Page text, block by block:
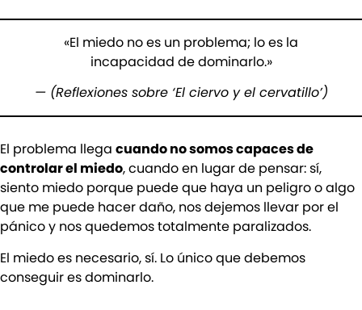
«El miedo no es un problema; lo es la
incapacidad de dominarlo.»
— (Reflexiones sobre ‘El ciervo y el cervatillo’)
El problema llega cuando no somos capaces de
controlar el miedo, cuando en lugar de pensar: sí,
siento miedo porque puede que haya un peligro o algo
que me puede hacer daño, nos dejemos llevar por el
pánico y nos quedemos totalmente paralizados.
El miedo es necesario, sí. Lo único que debemos
conseguir es dominarlo.